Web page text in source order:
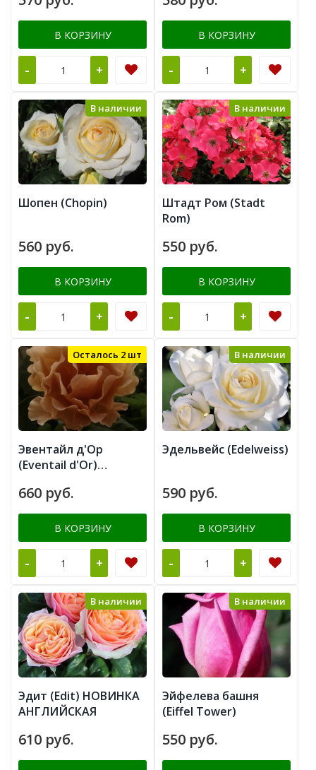
В КОРЗИНУ
- +
В КОРЗИНУ
- +
В наличии
Шопен (Chopin)
560 руб.
В КОРЗИНУ
- +
В наличии
Штадт Ром (Stadt
Rom)
550 руб.
В КОРЗИНУ
- +
Осталось 2 шт
Эвентайл д'Ор
(Eventail d'Or)
660 руб.
В КОРЗИНУ
- +
В наличии
Эдельвейс (Edelweiss)
590 руб.
В КОРЗИНУ
- +
В наличии
Эдит (Edit) НОВИНКА
АНГЛИЙСКАЯ
610 руб.
В наличии
Эйфелева башня
(Eiffel Tower)
550 руб.